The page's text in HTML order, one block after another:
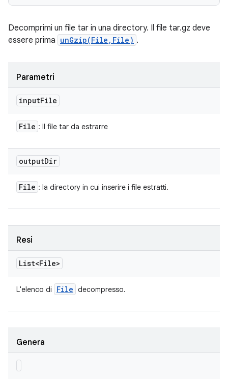
Decomprimi un file tar in una directory. Il file tar.gz deve
essere prima unGzip(File,File) .
Parametri
inputFile
File : Il file tar da estrarre
outputDir
File : la directory in cui inserire i file estratti.
Resi
List<File>
L'elenco di File decompresso.
Genera